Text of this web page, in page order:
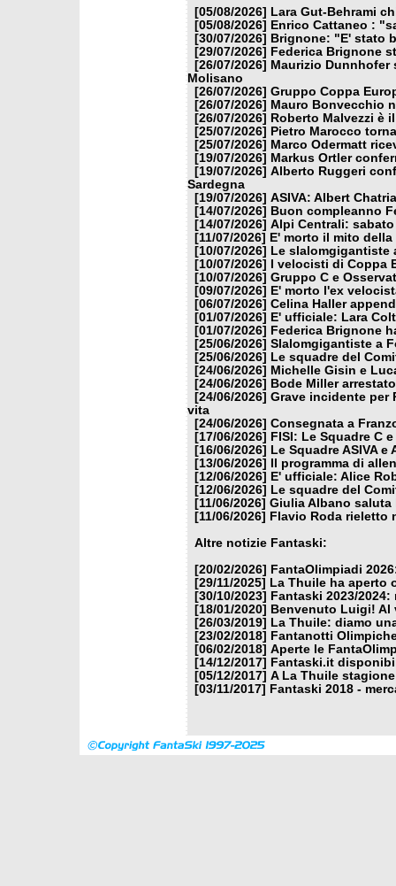
[05/08/2026]
Lara Gut-Behrami
[05/08/2026]
Enrico Cattaneo :
[30/07/2026]
Brignone: "E' stato
[29/07/2026]
Federica Brignone
[26/07/2026] Maurizio Dunnhofer
Molisano
[26/07/2026] Gruppo Coppa
[26/07/2026] Mauro Bonvecchio
[26/07/2026]
Roberto Malvezzi è
[25/07/2026]
Pietro Marocco
[25/07/2026] Marco Odermatt
[19/07/2026] Markus Ortler
[19/07/2026] Alberto Ruggeri
Sardegna
[19/07/2026] ASIVA: Albert
[14/07/2026]
Buon compleanno
[14/07/2026] Alpi Centrali:
[11/07/2026]
E' morto il mito
[10/07/2026]
Le
[10/07/2026]
I velocisti di Coppa
[10/07/2026] Gruppo C e
[09/07/2026]
E' morto l'ex
[06/07/2026] Celina Haller
[01/07/2026]
E' ufficiale: Lara
[01/07/2026]
Federica Brignone
[25/06/2026] Slalomgigantiste a
[25/06/2026]
Le squadre del
[24/06/2026] Michelle Gisin e
[24/06/2026]
Bode Miller
[24/06/2026] Grave incidente per
vita
[24/06/2026] Consegnata a
[17/06/2026]
FISI: Le Squadre C
[16/06/2026]
Le Squadre ASIVA
[13/06/2026]
Il programma di
[12/06/2026]
E' ufficiale: Alice
[12/06/2026]
Le squadre del
[11/06/2026] Giulia Albano saluta
[11/06/2026]
Flavio Roda rieletto
Altre notizie Fantaski:
[20/02/2026]
FantaOlimpiadi
[29/11/2025]
La Thuile ha aperto
[30/10/2023]
Fantaski 2023/
[18/01/2020]
Benvenuto Luigi! Al
[26/03/2019]
La Thuile: diamo
[23/02/2018]
Fantanotti
[06/02/2018] Aperte le
[14/12/2017]
Fantaski.it
[05/12/2017] A La Thuile
[03/11/2017]
Fantaski 2018 -